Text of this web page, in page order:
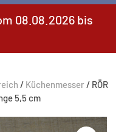
08.08.2026 bis
/ Küchenmesser / RÖR
5,5 cm